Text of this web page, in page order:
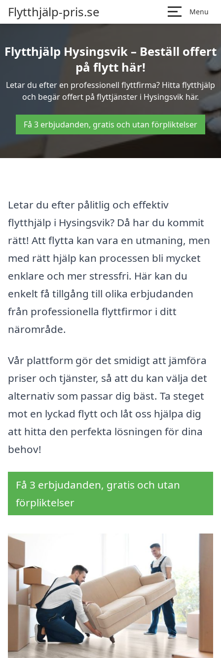
Flytthjälp-pris.se Menu
Flytthjälp Hysingsvik – Beställ offert
på flytt här!
Letar du efter en professionell flyttfirma? Hitta flytthjälp
och begär offert på flyttjänster i Hysingsvik här.
Få 3 erbjudanden, gratis och utan förpliktelser
Letar du efter pålitlig och effektiv
flytthjälp i Hysingsvik? Då har du kommit
rätt! Att flytta kan vara en utmaning, men
med rätt hjälp kan processen bli mycket
enklare och mer stressfri. Här kan du
enkelt få tillgång till olika erbjudanden
från professionella flyttfirmor i ditt
närområde.
Vår plattform gör det smidigt att jämföra
priser och tjänster, så att du kan välja det
alternativ som passar dig bäst. Ta steget
mot en lyckad flytt och låt oss hjälpa dig
att hitta den perfekta lösningen för dina
behov!
Få 3 erbjudanden, gratis och utan
förpliktelser